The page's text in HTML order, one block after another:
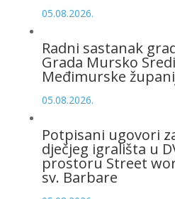
05.08.2026.
Radni sastanak
Grada Mursko
Međimurske
05.08.2026.
Potpisani ugovori
dječjeg igrališta u
prostoru Street
sv. Barbare